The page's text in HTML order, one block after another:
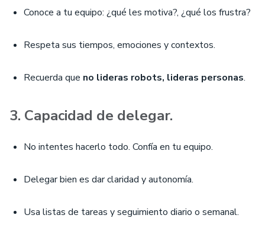
Conoce a tu equipo: ¿qué les motiva?, ¿qué los frustra?
Respeta sus tiempos, emociones y contextos.
Recuerda que no lideras robots, lideras personas.
3. Capacidad de delegar.
No intentes hacerlo todo. Confía en tu equipo.
Delegar bien es dar claridad y autonomía.
Usa listas de tareas y seguimiento diario o semanal.